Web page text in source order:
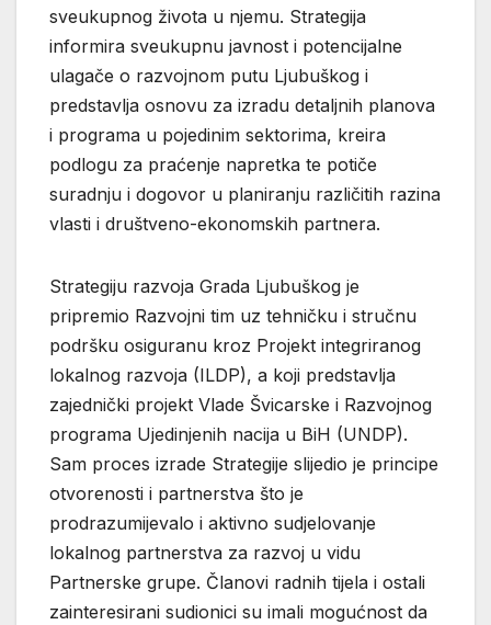
sveukupnog života u njemu. Strategija
informira sveukupnu javnost i potencijalne
ulagače o razvojnom putu Ljubuškog i
predstavlja osnovu za izradu detaljnih planova
i programa u pojedinim sektorima, kreira
podlogu za praćenje napretka te potiče
suradnju i dogovor u planiranju različitih razina
vlasti i društveno-ekonomskih partnera.
Strategiju razvoja Grada Ljubuškog je
pripremio Razvojni tim uz tehničku i stručnu
podršku osiguranu kroz Projekt integriranog
lokalnog razvoja (ILDP), a koji predstavlja
zajednički projekt Vlade Švicarske i Razvojnog
programa Ujedinjenih nacija u BiH (UNDP).
Sam proces izrade Strategije slijedio je principe
otvorenosti i partnerstva što je
prodrazumijevalo i aktivno sudjelovanje
lokalnog partnerstva za razvoj u vidu
Partnerske grupe. Članovi radnih tijela i ostali
zainteresirani sudionici su imali mogućnost da